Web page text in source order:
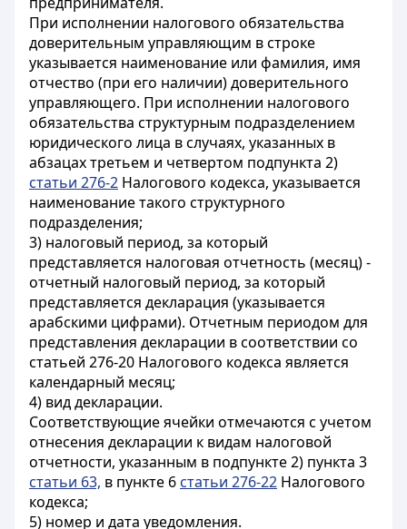
При исполнении налогового обязательства
доверительным управляющим в строке
указывается наименование или фамилия, имя
отчество (при его наличии) доверительного
управляющего. При исполнении налогового
обязательства структурным подразделением
юридического лица в случаях, указанных в
абзацах третьем и четвертом подпункта 2)
статьи 276-2 Налогового кодекса, указывается
наименование такого структурного
подразделения;
3) налоговый период, за который
представляется налоговая отчетность (месяц) -
отчетный налоговый период, за который
представляется декларация (указывается
арабскими цифрами). Отчетным периодом для
представления декларации в соответствии со
статьей 276-20 Налогового кодекса является
календарный месяц;
4) вид декларации.
Соответствующие ячейки отмечаются с учетом
отнесения декларации к видам налоговой
отчетности, указанным в подпункте 2) пункта 3
статьи 63, в пункте 6 статьи 276-22 Налогового
кодекса;
5) номер и дата уведомления.